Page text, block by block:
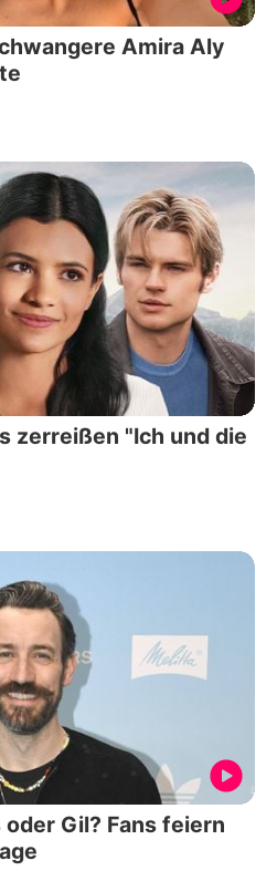
Amira Aly
zerreißen "Ich und die
Gil? Fans feiern